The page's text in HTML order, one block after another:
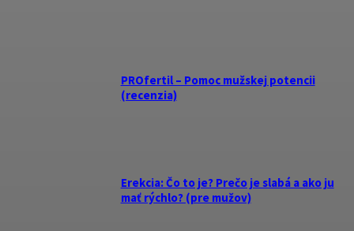
PROfertil – Pomoc mužskej potencii
(recenzia)
Erekcia: Čo to je? Prečo je slabá a ako ju
mať rýchlo? (pre mužov)